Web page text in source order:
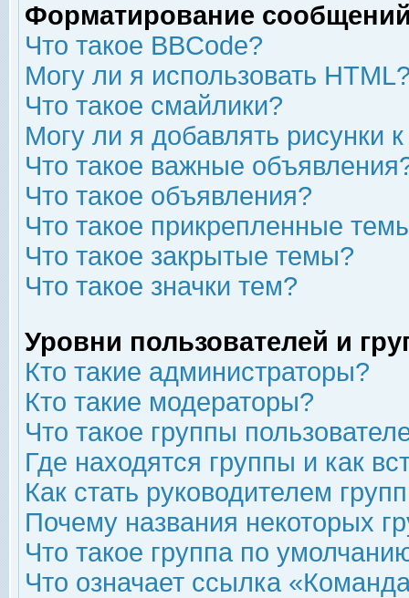
Форматирование
Что такое BBCode?
Могу ли я использовать
Что такое смайлики?
Могу ли я добавлять рисунки
Что такое важные
Что такое объявления?
Что такое прикрепленные
Что такое закрытые темы?
Что такое значки тем?
Уровни пользователей и
Кто такие администраторы?
Кто такие модераторы?
Что такое группы
Где находятся группы и как
Как стать руководителем
Почему названия некоторых
Что такое группа по
Что означает ссылка